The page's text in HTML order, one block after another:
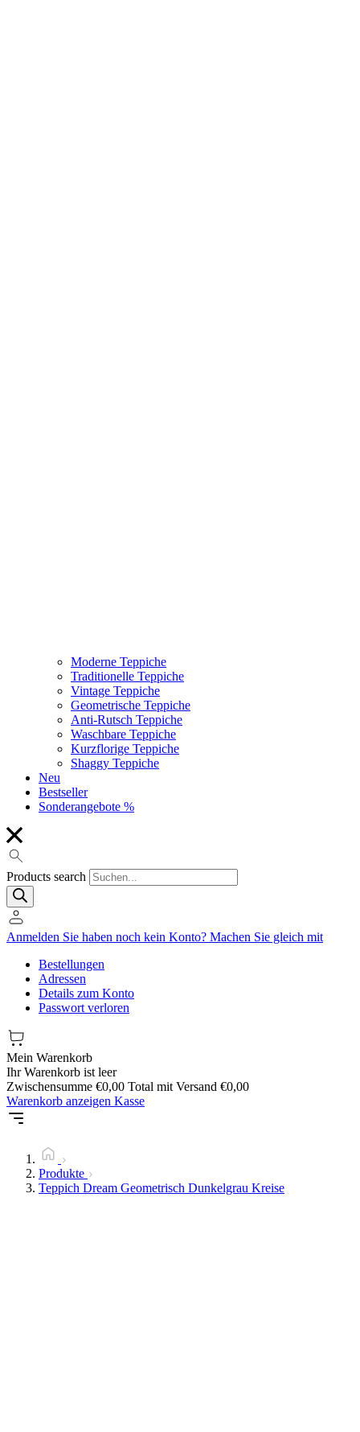
Moderne Teppiche
Traditionelle Teppiche
Vintage Teppiche
Geometrische Teppiche
Anti-Rutsch Teppiche
Waschbare Teppiche
Kurzflorige Teppiche
Shaggy Teppiche
Neu
Bestseller
Sonderangebote %
Products search
Anmelden Sie haben noch kein Konto? Machen Sie gleich mit
Bestellungen
Adressen
Details zum Konto
Passwort verloren
Mein Warenkorb
Ihr Warenkorb ist leer
Zwischensumme €0,00 Total mit Versand €0,00
Warenkorb anzeigen Kasse
Produkte
Teppich Dream Geometrisch Dunkelgrau Kreise